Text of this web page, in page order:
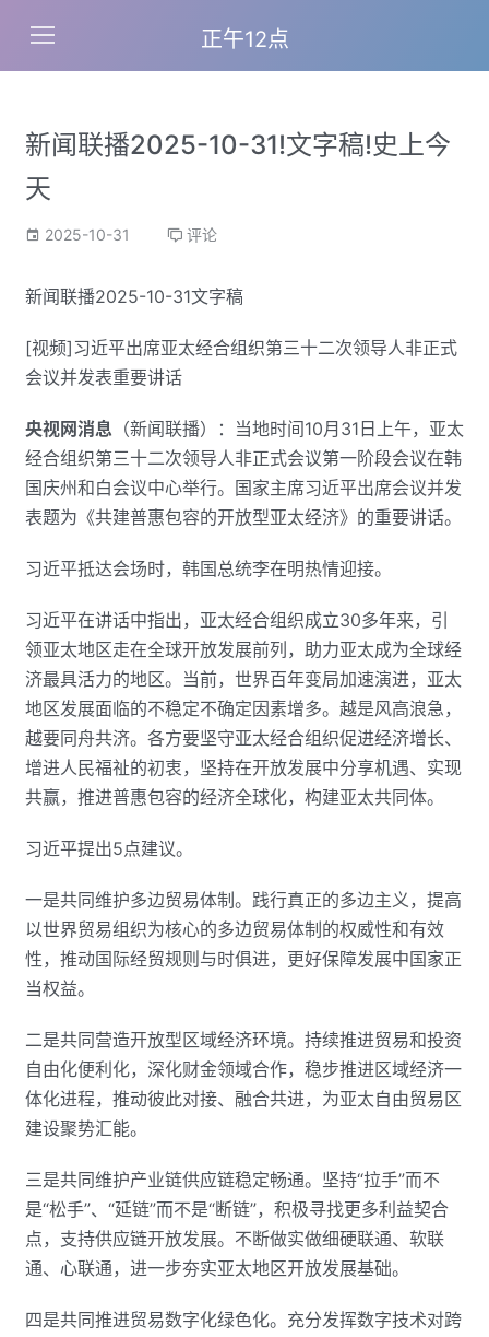
正午12点
新闻联播2025-10-31!文字稿!史上今
天
2025-10-31 评论
新闻联播2025-10-31文字稿
[视频]习近平出席亚太经合组织第三十二次领导人非正式
会议并发表重要讲话
央视网消息 （新闻联播）：当地时间10月31日上午，亚太
经合组织第三十二次领导人非正式会议第一阶段会议在韩
国庆州和白会议中心举行。国家主席习近平出席会议并发
表题为《共建普惠包容的开放型亚太经济》的重要讲话。
习近平抵达会场时，韩国总统李在明热情迎接。
习近平在讲话中指出，亚太经合组织成立30多年来，引
领亚太地区走在全球开放发展前列，助力亚太成为全球经
济最具活力的地区。当前，世界百年变局加速演进，亚太
地区发展面临的不稳定不确定因素增多。越是风高浪急，
越要同舟共济。各方要坚守亚太经合组织促进经济增长、
增进人民福祉的初衷，坚持在开放发展中分享机遇、实现
共赢，推进普惠包容的经济全球化，构建亚太共同体。
习近平提出5点建议。
一是共同维护多边贸易体制。践行真正的多边主义，提高
以世界贸易组织为核心的多边贸易体制的权威性和有效
性，推动国际经贸规则与时俱进，更好保障发展中国家正
当权益。
二是共同营造开放型区域经济环境。持续推进贸易和投资
自由化便利化，深化财金领域合作，稳步推进区域经济一
体化进程，推动彼此对接、融合共进，为亚太自由贸易区
建设聚势汇能。
三是共同维护产业链供应链稳定畅通。坚持“拉手”而不
是“松手”、“延链”而不是“断链”，积极寻找更多利益契合
点，支持供应链开放发展。不断做实做细硬联通、软联
通、心联通，进一步夯实亚太地区开放发展基础。
四是共同推进贸易数字化绿色化。充分发挥数字技术对跨